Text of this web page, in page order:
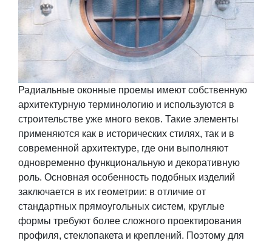
Радиальные оконные проемы имеют собственную
архитектурную терминологию и используются в
строительстве уже много веков. Такие элементы
применяются как в исторических стилях, так и в
современной архитектуре, где они выполняют
одновременно функциональную и декоративную
роль. Основная особенность подобных изделий
заключается в их геометрии: в отличие от
стандартных прямоугольных систем, круглые
формы требуют более сложного проектирования
профиля, стеклопакета и креплений. Поэтому для